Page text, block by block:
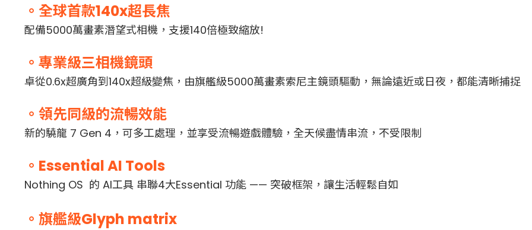
。全球首款140x超長焦
配備5000萬畫素潛望式相機，支援140倍極致縮放!
。專業級三相機鏡頭
卓從0.6x超廣角到140x超級變焦，由旗艦級5000萬畫素索尼主鏡頭驅動，無論遠近或日夜，都能清晰捕捉
。領先同級的流暢效能
新的驍龍 7 Gen 4，可多工處理，並享受流暢遊戲體驗，全天候盡情串流，不受限制
。Essential AI Tools
Nothing OS 的 AI工具 串聯4大Essential 功能 —— 突破框架，讓生活輕鬆自如
。旗艦級Glyph matrix